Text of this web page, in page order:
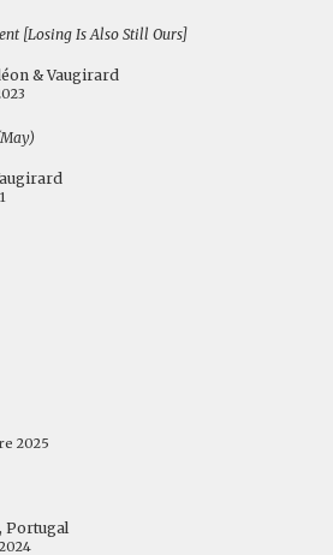
[Losing Is Also Still Ours]
& Vaugirard
2025
Portugal